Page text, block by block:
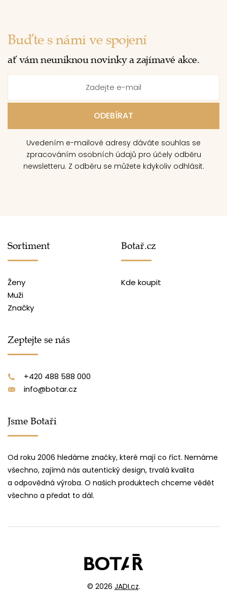
Buďte s námi ve spojení
ať vám neuniknou novinky a zajímavé akce.
Uvedením e-mailové adresy dáváte souhlas se
zpracováním osobních údajů pro účely odběru
newsletteru. Z odběru se můžete kdykoliv odhlásit.
Sortiment
Ženy
Muži
Značky
Botař.cz
Kde koupit
Zeptejte se nás
+420 488 588 000
info@botar.cz
Jsme Botaři
Od roku 2006 hledáme značky, které mají co říct. Nemáme
všechno, zajímá nás autentický design, trvalá kvalita
a odpovědná výroba. O našich produktech chceme vědět
všechno a předat to dál.
© 2026 JADI.cz.